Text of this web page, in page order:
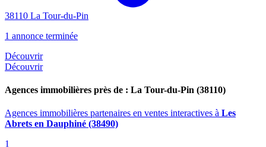
38110 La Tour-du-Pin
1 annonce terminée
Découvrir
Découvrir
Agences immobilières près de : La Tour-du-Pin (38110)
Agences immobilières partenaires en ventes interactives à Les
Abrets en Dauphiné (38490)
1